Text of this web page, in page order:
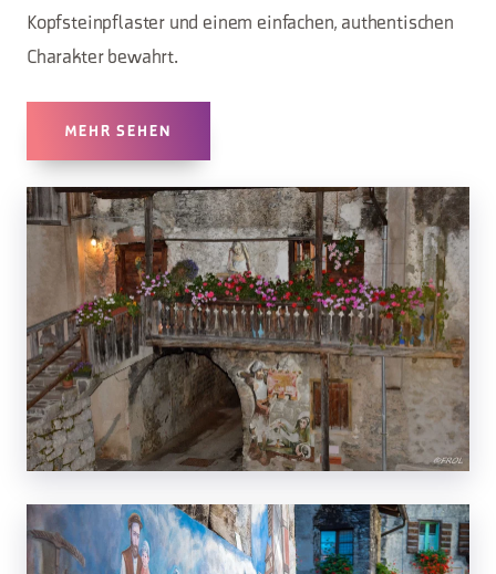
Kopfsteinpflaster und einem einfachen, authentischen
Charakter bewahrt.
MEHR SEHEN